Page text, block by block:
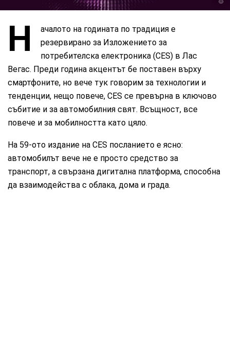
Н
ачалото на годината по традиция е
резервирано за Изложението за
потребителска електроника (CES) в Лас
Вегас. Преди година акцентът бе поставен върху
смартфоните, но вече тук говорим за технологии и
тенденции, нещо повече, CES се превърна в ключово
събитие и за автомобилния свят. Всъщност, все
повече и за мобилността като цяло.
На 59-ото издание на CES посланието е ясно:
автомобилът вече не е просто средство за
транспорт, а свързана дигитална платформа, способна
да взаимодейства с облака, дома и града.